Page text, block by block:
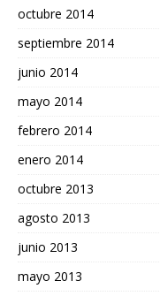
octubre 2014
septiembre 2014
junio 2014
mayo 2014
febrero 2014
enero 2014
octubre 2013
agosto 2013
junio 2013
mayo 2013